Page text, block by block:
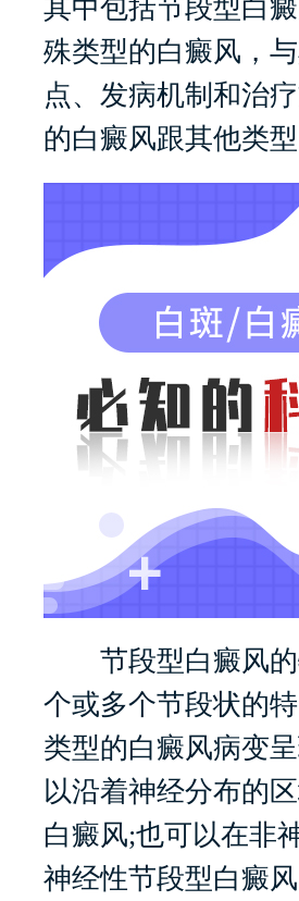
其中包括节段型白
殊类型的白癜风，
点、发病机制和治
的白癜风跟其他类
节段型白癜风的
个或多个节段状的
类型的白癜风病变
以沿着神经分布的
白癜风;也可以在非
神经性节段型白癜